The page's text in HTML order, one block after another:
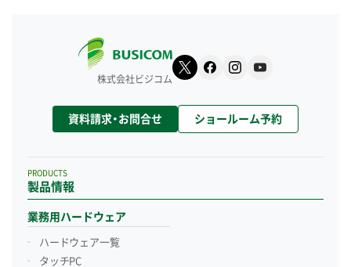
株式会社ビジコム
資料請求・お問合せ ショールーム予約
製品情報
PRODUCTS
業務用ハードウェア
ハードウェア一覧
タッチPC